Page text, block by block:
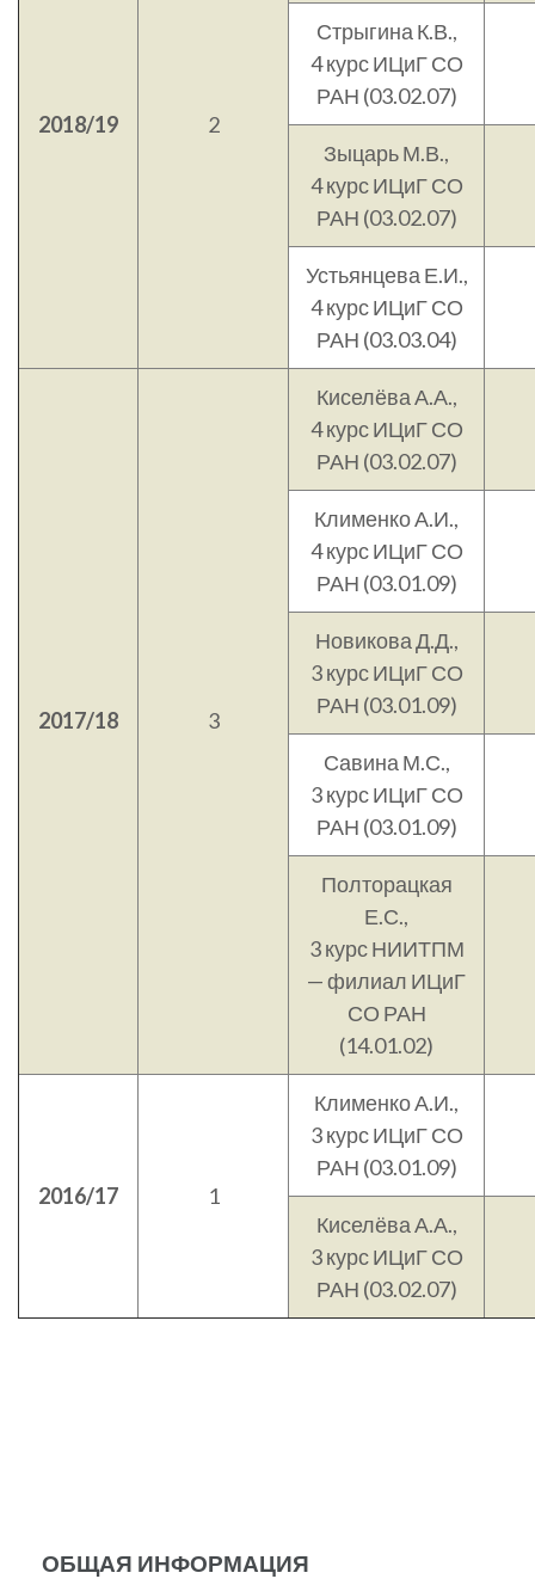
2018/19 2
Стрыгина К.В.,
4 курс ИЦиГ СО
РАН (03.02.07)
Зыцарь М.В.,
4 курс ИЦиГ СО
РАН (03.02.07)
Устьянцева Е.И.,
4 курс ИЦиГ СО
РАН (03.03.04)
2017/18 3
Киселёва А.А.,
4 курс ИЦиГ СО
РАН (03.02.07)
Клименко А.И.,
4 курс ИЦиГ СО
РАН (03.01.09)
Новикова Д.Д.,
3 курс ИЦиГ СО
РАН (03.01.09)
Савина М.С.,
3 курс ИЦиГ СО
РАН (03.01.09)
Полторацкая
Е.С.,
3 курс НИИТПМ
— филиал ИЦиГ
СО РАН
(14.01.02)
2016/17 1
Клименко А.И.,
3 курс ИЦиГ СО
РАН (03.01.09)
Киселёва А.А.,
3 курс ИЦиГ СО
РАН (03.02.07)
ОБЩАЯ ИНФОРМАЦИЯ